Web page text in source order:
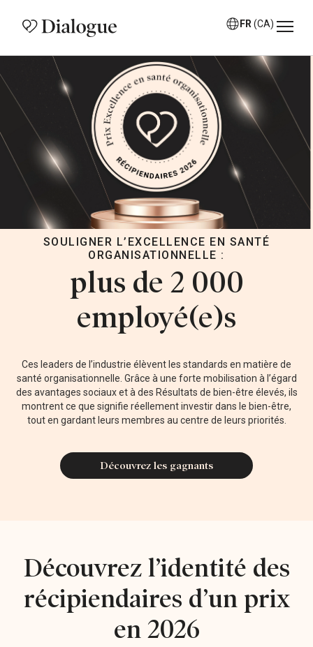
FR (CA)
SOULIGNER L’EXCELLENCE EN SANTÉ
ORGANISATIONNELLE :
plus de 2 000
employé(e)s
Ces leaders de l’industrie élèvent les standards en matière de
santé organisationnelle. Grâce à une forte mobilisation à l’égard
des avantages sociaux et à des Résultats de bien-être élevés, ils
montrent ce que signifie réellement investir dans le bien-être,
tout en gardant leurs membres au centre de leurs priorités.
Découvrez les gagnants
Découvrez l’identité des
récipiendaires d’un prix
en 2026